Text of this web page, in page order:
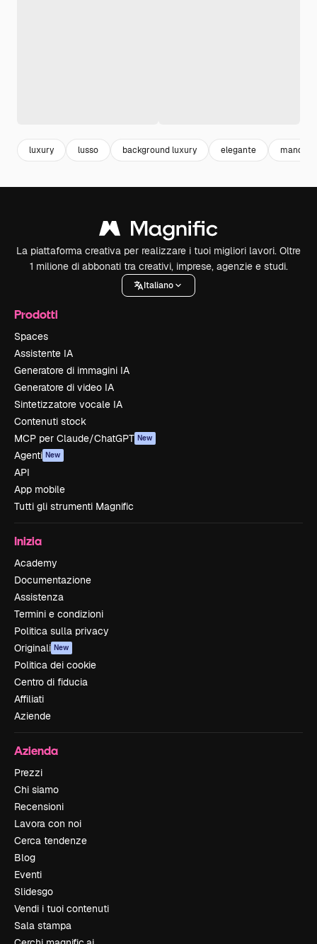
luxury lusso background luxury elegante mandala
La piattaforma creativa per realizzare i tuoi migliori lavori. Oltre
1 milione di abbonati tra creativi, imprese, agenzie e studi.
Italiano
Prodotti
Spaces
Assistente IA
Generatore di immagini IA
Generatore di video IA
Sintetizzatore vocale IA
Contenuti stock
MCP per Claude/ChatGPT New
Agenti New
API
App mobile
Tutti gli strumenti Magnific
Inizia
Academy
Documentazione
Assistenza
Termini e condizioni
Politica sulla privacy
Originali New
Politica dei cookie
Centro di fiducia
Affiliati
Aziende
Azienda
Prezzi
Chi siamo
Recensioni
Lavora con noi
Cerca tendenze
Blog
Eventi
Slidesgo
Vendi i tuoi contenuti
Sala stampa